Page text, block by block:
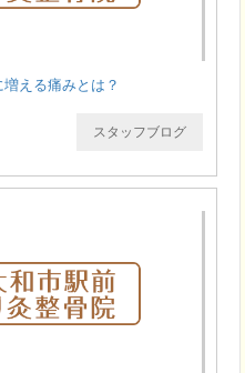
える痛みとは？
スタッフブログ